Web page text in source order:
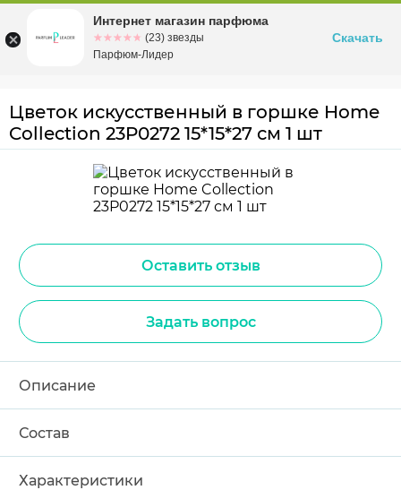
Омскул. Заозерная, 11, к. 1
Цветок искусственный в горшке Home
Collection 23P0272 15*15*27 см 1 шт
Оставить отзыв
Задать вопрос
Описание
Состав
Характеристики
Интернет магазин парфюма
☆☆☆☆☆
★★★★★ (23) звезды
Парфюм-Лидер
Скачать